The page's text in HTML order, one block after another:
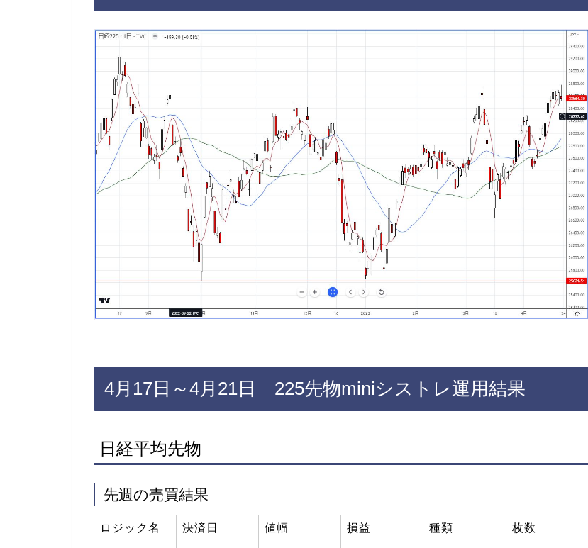
4月17日～4月21日 225先物miniシストレ運用結果
日経平均先物
先週の売買結果
ロジック名 決済日 値幅 損益 種類 枚数